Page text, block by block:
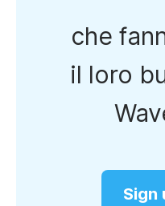
che
il loro
Sign